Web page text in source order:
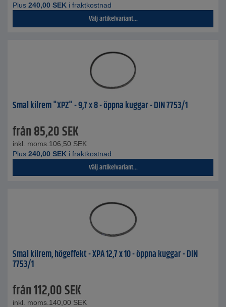
Plus 240,00 SEK i fraktkostnad
Välj artikelvariant...
Smal kilrem "XPZ" - 9,7 x 8 - öppna kuggar - DIN 7753/1
från85,20SEK
inkl. moms. 106,50 SEK
Plus 240,00 SEK i fraktkostnad
Välj artikelvariant...
Smal kilrem, högeffekt - XPA 12,7 x 10 - öppna kuggar - DIN
7753/1
från112,00SEK
inkl. moms. 140,00 SEK